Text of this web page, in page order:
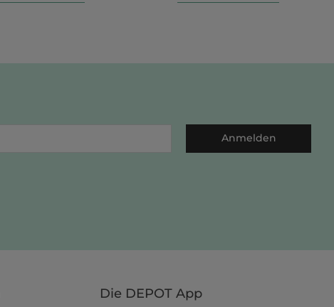
Anmelden
Die DEPOT App